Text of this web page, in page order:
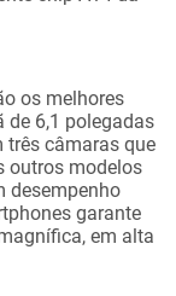
os melhores
de 6,1 polegadas
três câmaras que
outros modelos
desempenho
garante
em alta